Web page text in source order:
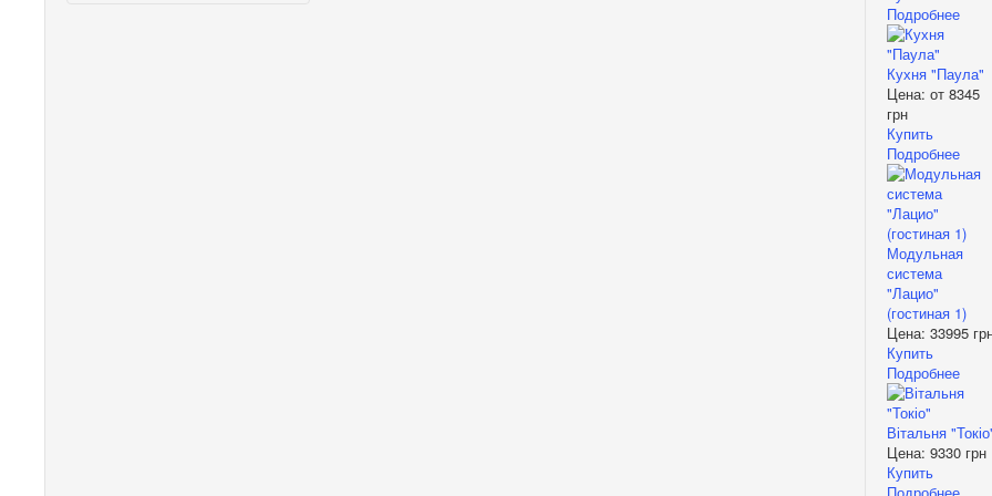
Подробнее
Кухня "Паула"
Цена: от 8345
грн
Купить
Подробнее
Модульная
система
"Лацио"
(гостиная 1)
Цена: 33995
Купить
Подробнее
Вітальня
Цена: 9330 грн
Купить